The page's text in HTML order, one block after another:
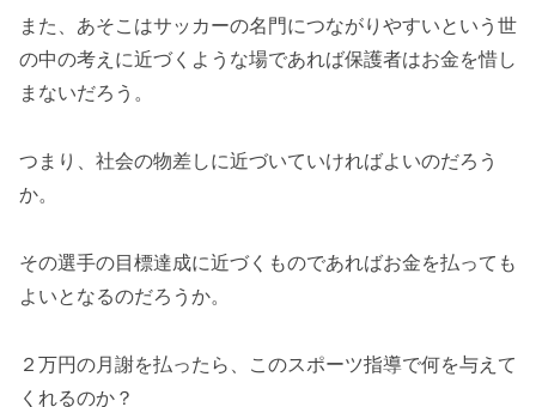
また、あそこはサッカーの名門につながりやすいという世
の中の考えに近づくような場であれば保護者はお金を惜し
まないだろう。
つまり、社会の物差しに近づいていければよいのだろう
か。
その選手の目標達成に近づくものであればお金を払っても
よいとなるのだろうか。
２万円の月謝を払ったら、このスポーツ指導で何を与えて
くれるのか？